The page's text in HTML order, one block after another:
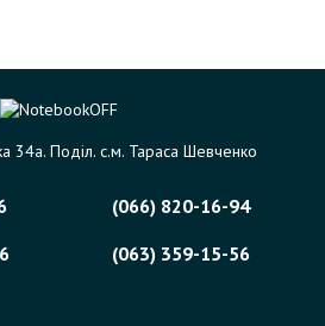
34а. Поділ. с.м. Тараса Шевченко
(066) 820-16-94
(063) 359-15-56